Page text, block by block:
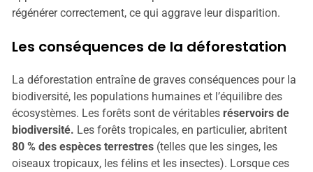
régénérer correctement, ce qui aggrave leur disparition.
Les conséquences de la déforestation
La déforestation entraîne de graves conséquences pour la
biodiversité, les populations humaines et l’équilibre des
écosystèmes. Les forêts sont de véritables réservoirs de
biodiversité. Les forêts tropicales, en particulier, abritent
80 % des espèces terrestres(telles que les singes, les
oiseaux tropicaux, les félins et les insectes). Lorsque ces